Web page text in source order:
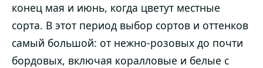
конец мая и июнь, когда цветут местные
сорта. В этот период выбор сортов и оттенков
самый большой: от нежно-розовых до почти
бордовых, включая коралловые и белые с